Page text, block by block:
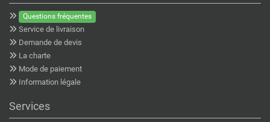
Questions fréquentes
Service de livraison
Demande de devis
La charte
Mode de paiement
Information légale
Services